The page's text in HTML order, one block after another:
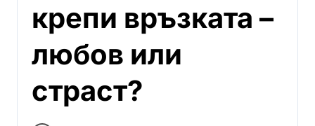
крепи връзката –
любов или
страст?